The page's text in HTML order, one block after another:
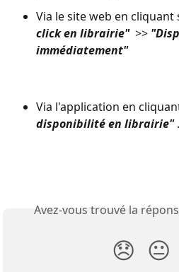
Via le site web en cliquant
click en librairie" >>
immédiatement"
Via l'application en
disponibilité en librairie" .
Avez-vous trouvé la
😞 😐